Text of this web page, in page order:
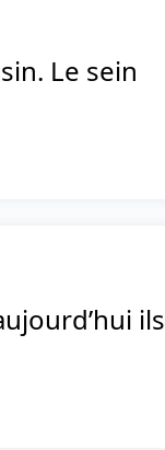
Le sein
ils